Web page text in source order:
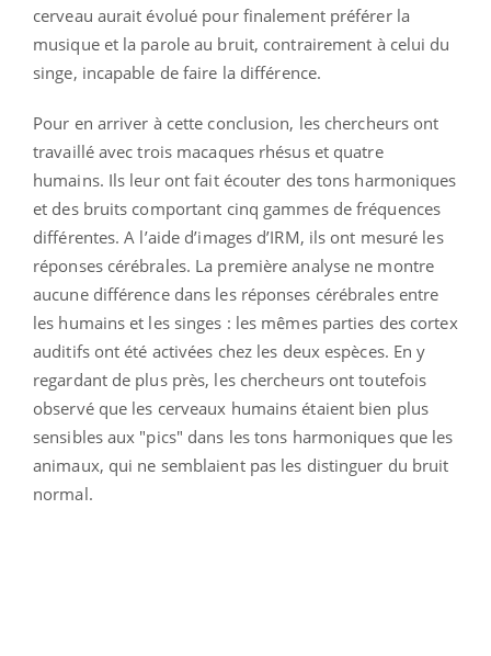
cerveau aurait évolué pour finalement préférer la
musique et la parole au bruit, contrairement à celui du
singe, incapable de faire la différence.
Pour en arriver à cette conclusion, les chercheurs ont
travaillé avec trois macaques rhésus et quatre
humains. Ils leur ont fait écouter des tons harmoniques
et des bruits comportant cinq gammes de fréquences
différentes. A l’aide d’images d’IRM, ils ont mesuré les
réponses cérébrales. La première analyse ne montre
aucune différence dans les réponses cérébrales entre
les humains et les singes : les mêmes parties des cortex
auditifs ont été activées chez les deux espèces. En y
regardant de plus près, les chercheurs ont toutefois
observé que les cerveaux humains étaient bien plus
sensibles aux "pics" dans les tons harmoniques que les
animaux, qui ne semblaient pas les distinguer du bruit
normal.